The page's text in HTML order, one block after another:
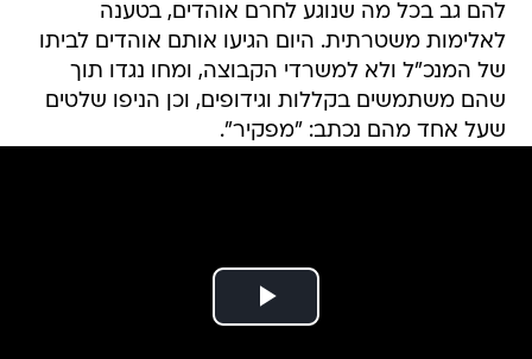
להם גב בכל מה שנוגע לחרם אוהדים, בטענה
לאלימות משטרתית. היום הגיעו אותם אוהדים לביתו
של המנכ"ל ולא למשרדי הקבוצה, ומחו נגדו תוך
שהם משתמשים בקללות וגידופים, וכן הניפו שלטים
שעל אחד מהם נכתב: "מפקיר".